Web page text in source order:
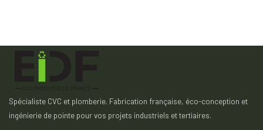
Spécialiste CVC et plomberie. Fabrication française, éco-conception et
ingénierie de pointe pour vos projets industriels et tertiaires.